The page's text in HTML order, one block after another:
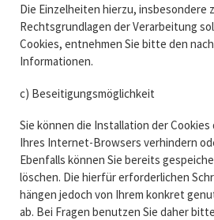
Die Einzelheiten hierzu, insbesondere
Rechtsgrundlagen der Verarbeitung
Cookies, entnehmen Sie bitte den
Informationen.
c) Beseitigungsmöglichkeit
Sie können die Installation der
Ihres Internet-Browsers verhindern
Ebenfalls können Sie bereits
löschen. Die hierfür erforderlichen
hängen jedoch von Ihrem konkret
ab. Bei Fragen benutzen Sie daher